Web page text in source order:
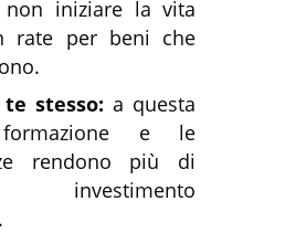
non iniziare la vita
rate per beni che
stesso: a questa
e le
rendono più di
investimento